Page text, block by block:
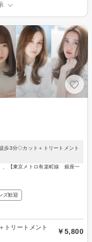
歩3分◇カット＋トリートメント
【東京メトロ有楽町線 銀座一
ズ歓迎
トリートメント
￥5,800